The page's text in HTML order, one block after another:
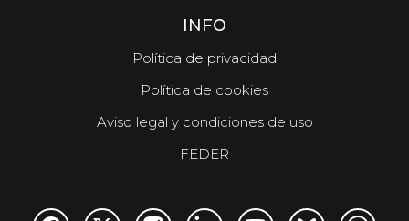
INFO
Política de privacidad
Política de cookies
Aviso legal y condiciones de uso
FEDER